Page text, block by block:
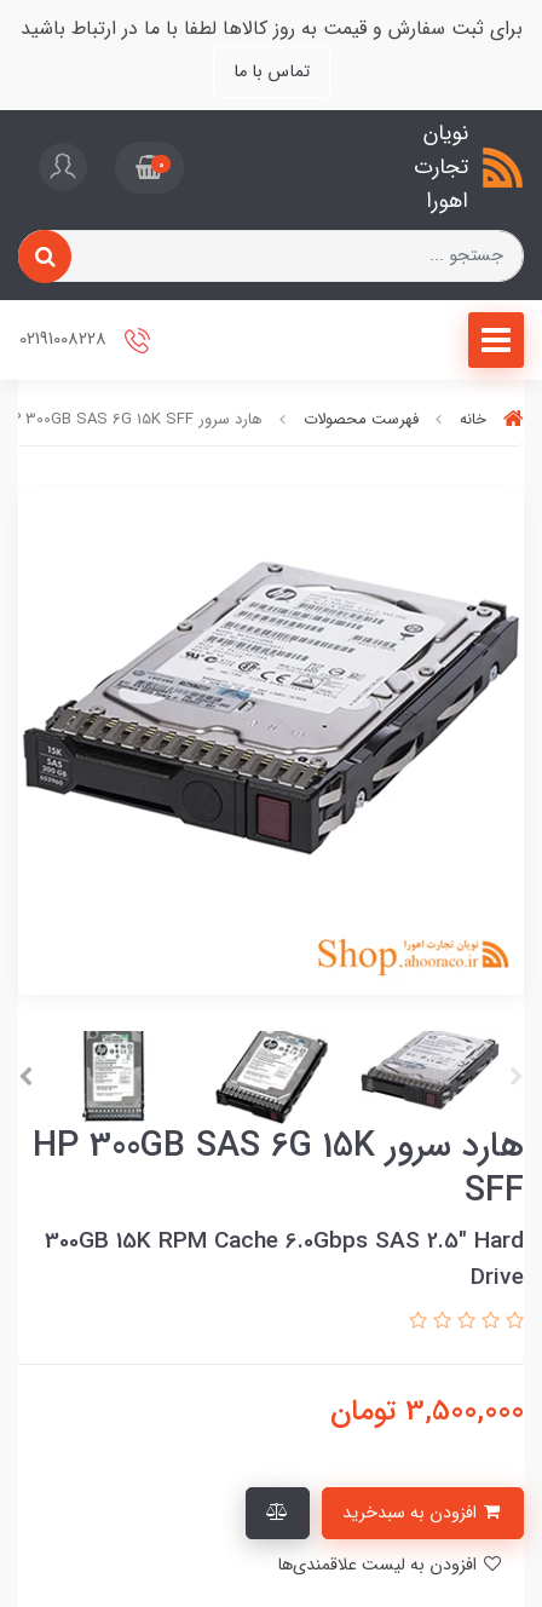
برای ثبت سفارش و قیمت به روز کالاها لطفا با ما در ارتباط باشید
تماس با ما
نویان
تجارت
اهورا
0
خانه فهرست محصولات هارد سرور HP 300GB SAS 6G 15K SFF
هارد سرور HP 300GB SAS 6G 15K
SFF
300GB 15K RPM Cache 6.0Gbps SAS 2.5" Hard
Drive
3,500,000 تومان